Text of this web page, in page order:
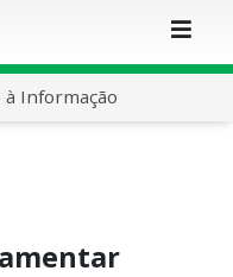
à Informação